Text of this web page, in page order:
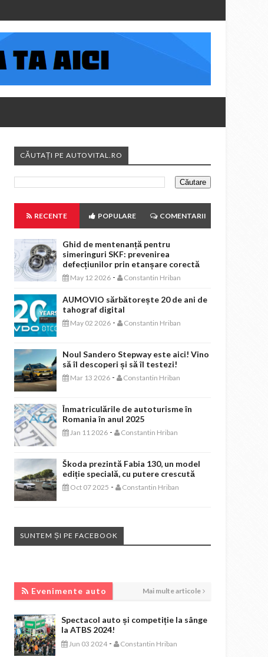
CĂUTAȚI PE AUTOVITAL.RO
RECENTE POPULARE COMENTARII
Ghid de mentenanță pentru
simeringuri SKF: prevenirea
defecțiunilor prin etanșare corectă
May 12 2026 - Constantin Hriban
AUMOVIO sărbătorește 20 de ani de
tahograf digital
May 02 2026 - Constantin Hriban
Noul Sandero Stepway este aici! Vino
să îl descoperi și să îl testezi!
Mar 13 2026 - Constantin Hriban
Înmatriculările de autoturisme în
Romania în anul 2025
Jan 11 2026 - Constantin Hriban
Škoda prezintă Fabia 130, un model
ediție specială, cu putere crescută
Oct 07 2025 - Constantin Hriban
SUNTEM ȘI PE FACEBOOK
Evenimente auto Mai multe articole
Spectacol auto și competiție la sânge
la ATBS 2024!
Jun 03 2024 - Constantin Hriban